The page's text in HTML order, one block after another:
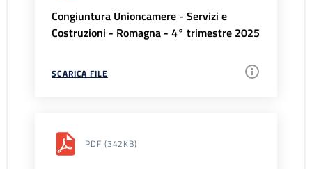
Congiuntura Unioncamere - Servizi e
Costruzioni - Romagna - 4° trimestre 2025
SCARICA FILE
PDF (342KB)